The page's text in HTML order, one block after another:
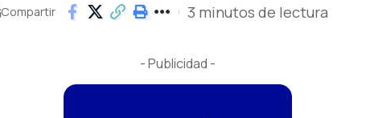
Compartir 3 minutos de lectura
- Publicidad -